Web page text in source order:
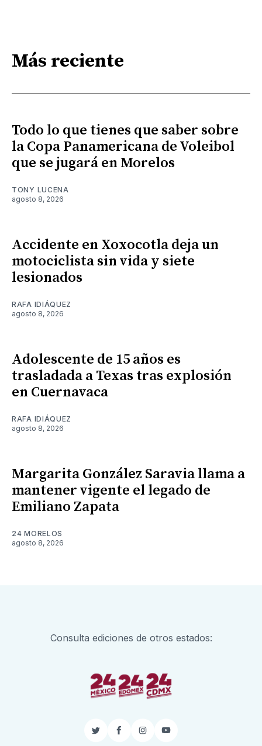
Más reciente
Todo lo que tienes que saber sobre
la Copa Panamericana de Voleibol
que se jugará en Morelos
TONY LUCENA
agosto 8, 2026
Accidente en Xoxocotla deja un
motociclista sin vida y siete
lesionados
RAFA IDIÁQUEZ
agosto 8, 2026
Adolescente de 15 años es
trasladada a Texas tras explosión
en Cuernavaca
RAFA IDIÁQUEZ
agosto 8, 2026
Margarita González Saravia llama a
mantener vigente el legado de
Emiliano Zapata
24 MORELOS
agosto 8, 2026
Consulta ediciones de otros estados:
TwitterFacebook
InstagramYouTube